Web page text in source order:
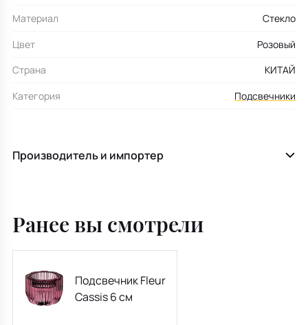
Материал
Стекло
Цвет
Розовый
Страна
КИТАЙ
Категория
Подсвечники
Производитель и импортер
Ранее вы смотрели
Подсвечник Fleur
Cassis 6 см